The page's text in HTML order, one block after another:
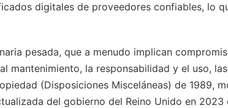
digitales de proveedores confiables, lo
pesada, que a menudo implican
mantenimiento, la responsabilidad y el uso,
(Disposiciones Misceláneas) de 1989,
del gobierno del Reino Unido en